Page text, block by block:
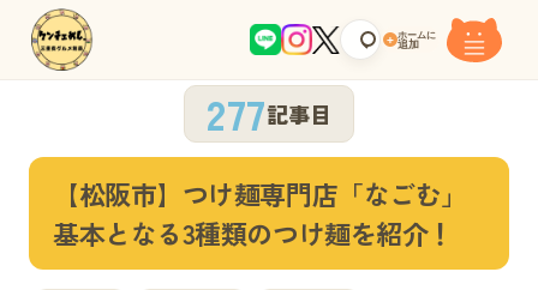
+ ホームに
追加
277記事目
【松阪市】つけ麺専門店「なごむ」
基本となる3種類のつけ麺を紹介！